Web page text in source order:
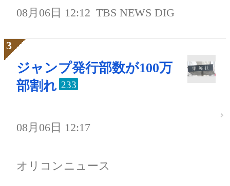
08月06日 12:12 TBS NEWS DIG
ジャンプ発行部数が100万
部割れ 233
08月06日 12:17
オリコンニュース